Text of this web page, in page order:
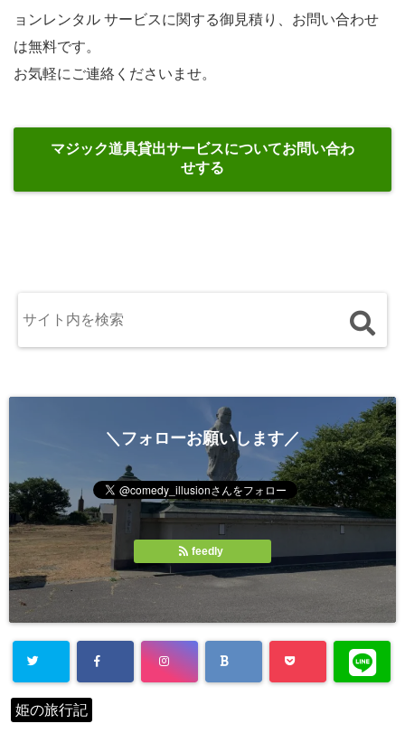
ョンレンタル サービスに関する御見積り、お問い合わせ
は無料です。
お気軽にご連絡くださいませ。
マジック道具貸出サービスについてお問い合わ
せする
＼フォローお願いします／
feedly
姫の旅行記